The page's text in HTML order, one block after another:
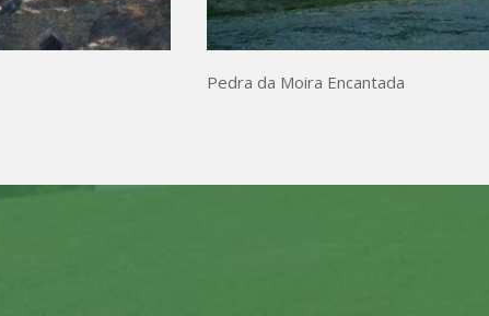
Pedra da Moira Encantada